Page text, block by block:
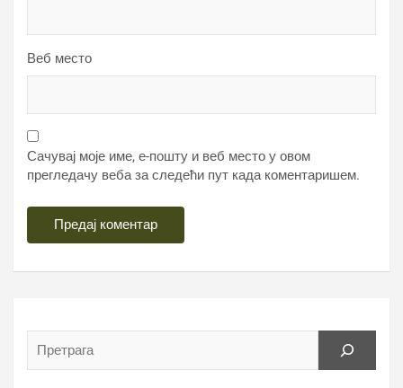
Веб место
Сачувај моје име, е-пошту и веб место у овом
прегледачу веба за следећи пут када коментаришем.